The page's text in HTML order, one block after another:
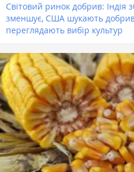
Світовий ринок добрив: Індія
зменшує, США шукають
переглядають вибір культур